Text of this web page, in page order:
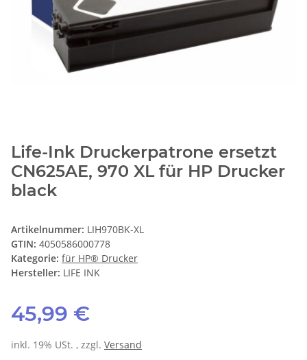
Life-Ink Druckerpatrone ersetzt
CN625AE, 970 XL für HP Drucker
black
Artikelnummer: LIH970BK-XL
GTIN: 4050586000778
Kategorie: für HP® Drucker
Hersteller: LIFE INK
45,99 €
inkl. 19% USt. , zzgl. Versand